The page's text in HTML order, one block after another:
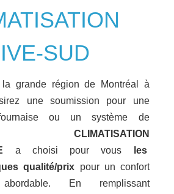
SUD
grande région de Montréal à
une soumission pour une
fournaise ou un système de
CLIMATISATION
a choisi pour vous
les
qualité/prix pour un confort
En remplissant